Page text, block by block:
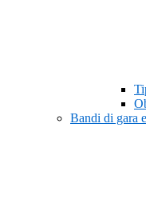
Bandi di gara